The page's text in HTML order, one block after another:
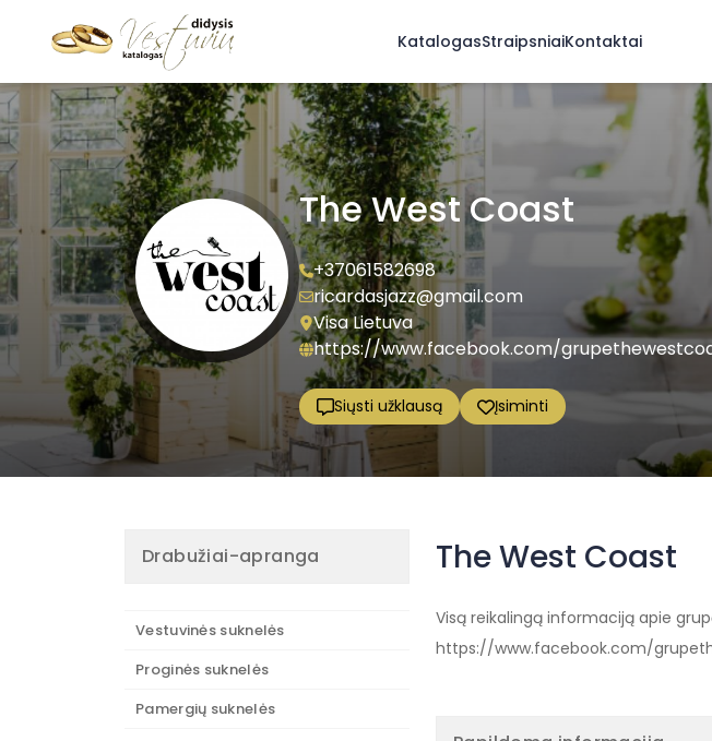
KatalogasStraipsniaiKontaktai
The West Coast
+37061582698
ricardasjazz@gmail.com
Visa Lietuva
https://www.facebook.com/
Siųsti užklausą Įsiminti
Drabužiai-apranga
Vestuvinės suknelės
Proginės suknelės
Pamergių suknelės
The West Coast
Visą reikalingą informaciją apie
https://www.facebook.com/